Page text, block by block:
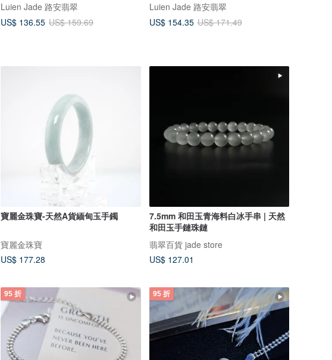
Luien Jade 路安翡翠
US$ 136.55 US$ 159.69
Luien Jade 路安翡翠
US$ 154.35 US$ 171.49
寶麗金珠寶-天然A貨緬甸玉手鐲
寶麗金珠寶
US$ 177.28
7.5mm 和田玉青海料白冰手串 | 天然
和田玉手鏈珠鏈
翡翠百貨 jade store
US$ 127.01
95 折 95 折